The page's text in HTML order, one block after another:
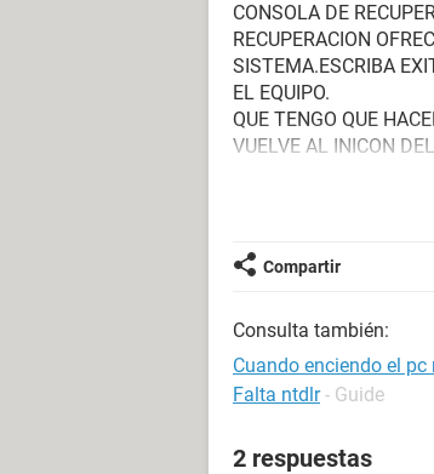
CONSOLA DE
RECUPERACION
SISTEMA.ESCRIBA
EL EQUIPO.
QUE TENGO QUE
VUELVE AL INICON
Compartir
Consulta también:
Cuando enciendo el
Falta ntdlr - Guide
2 respuestas